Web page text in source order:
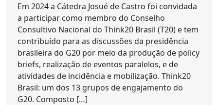
Em 2024 a Cátedra Josué de Castro foi convidada
a participar como membro do Conselho
Consultivo Nacional do Think20 Brasil (T20) e tem
contribuído para as discussões da presidência
brasileira do G20 por meio da produção de policy
briefs, realização de eventos paralelos, e de
atividades de incidência e mobilização. Think20
Brasil: um dos 13 grupos de engajamento do
G20. Composto […]